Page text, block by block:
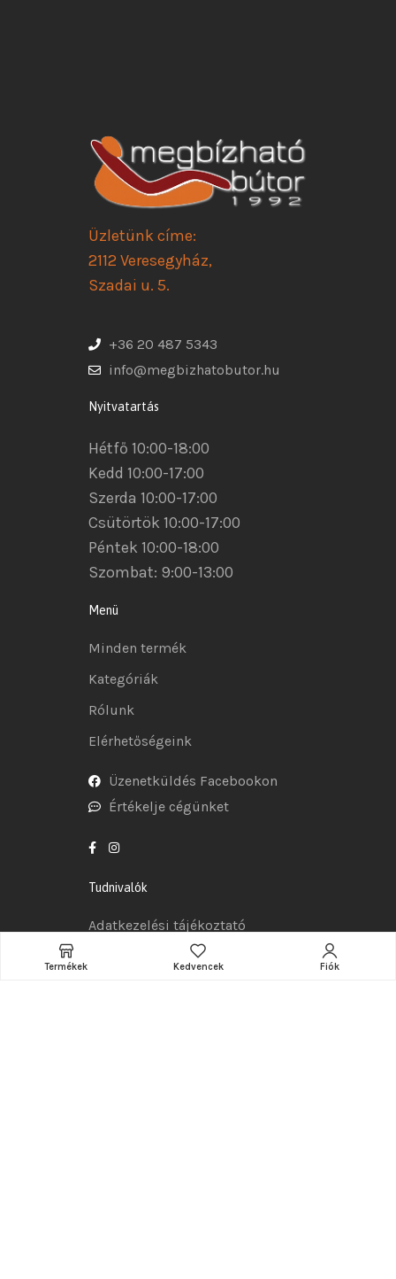
Üzletünk címe:
2112 Veresegyház,
Szadai u. 5.
+36 20 487 5343
info@megbizhatobutor.hu
Nyitvatartás
Hétfő 10:00-18:00
Kedd 10:00-17:00
Szerda 10:00-17:00
Csütörtök 10:00-17:00
Péntek 10:00-18:00
Szombat: 9:00-13:00
Menü
Minden termék
Kategóriák
Rólunk
Elérhetőségeink
Üzenetküldés Facebookon
Értékelje cégünket
Tudnivalók
Adatkezelési tájékoztató
Általános szerződési feltételek
Termékek Kedvencek Fiók